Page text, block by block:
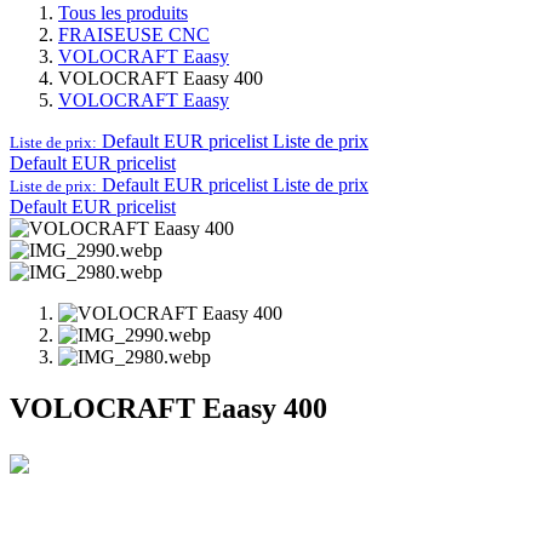
Tous les produits
FRAISEUSE CNC
VOLOCRAFT Eaasy
VOLOCRAFT Eaasy 400
VOLOCRAFT Eaasy
Liste de prix: Default EUR pricelist Liste de prix
Default EUR pricelist
Liste de prix: Default EUR pricelist Liste de prix
Default EUR pricelist
VOLOCRAFT Eaasy 400